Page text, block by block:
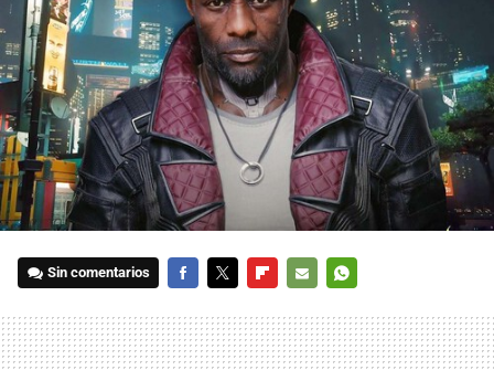
Sin comentarios
MAIL